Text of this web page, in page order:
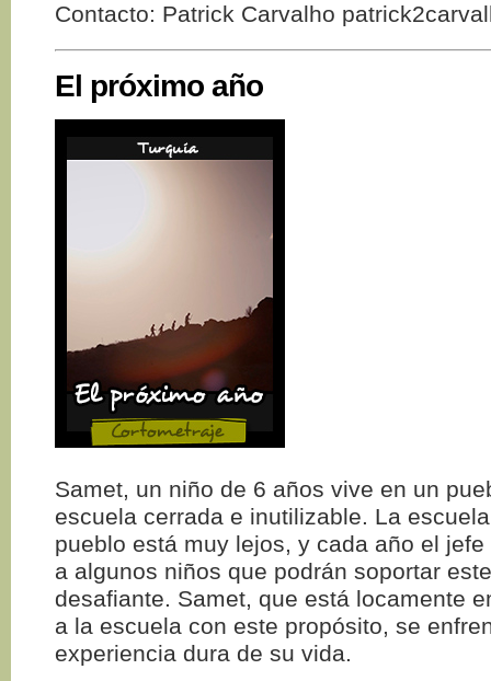
Contacto: Patrick Carvalho
El próximo año
Samet, un niño de 6 años vive en un
escuela cerrada e inutilizable. La
pueblo está muy lejos, y cada año el
a algunos niños que podrán soportar
desafiante. Samet, que está locamente
a la escuela con este propósito, se
experiencia dura de su vida.